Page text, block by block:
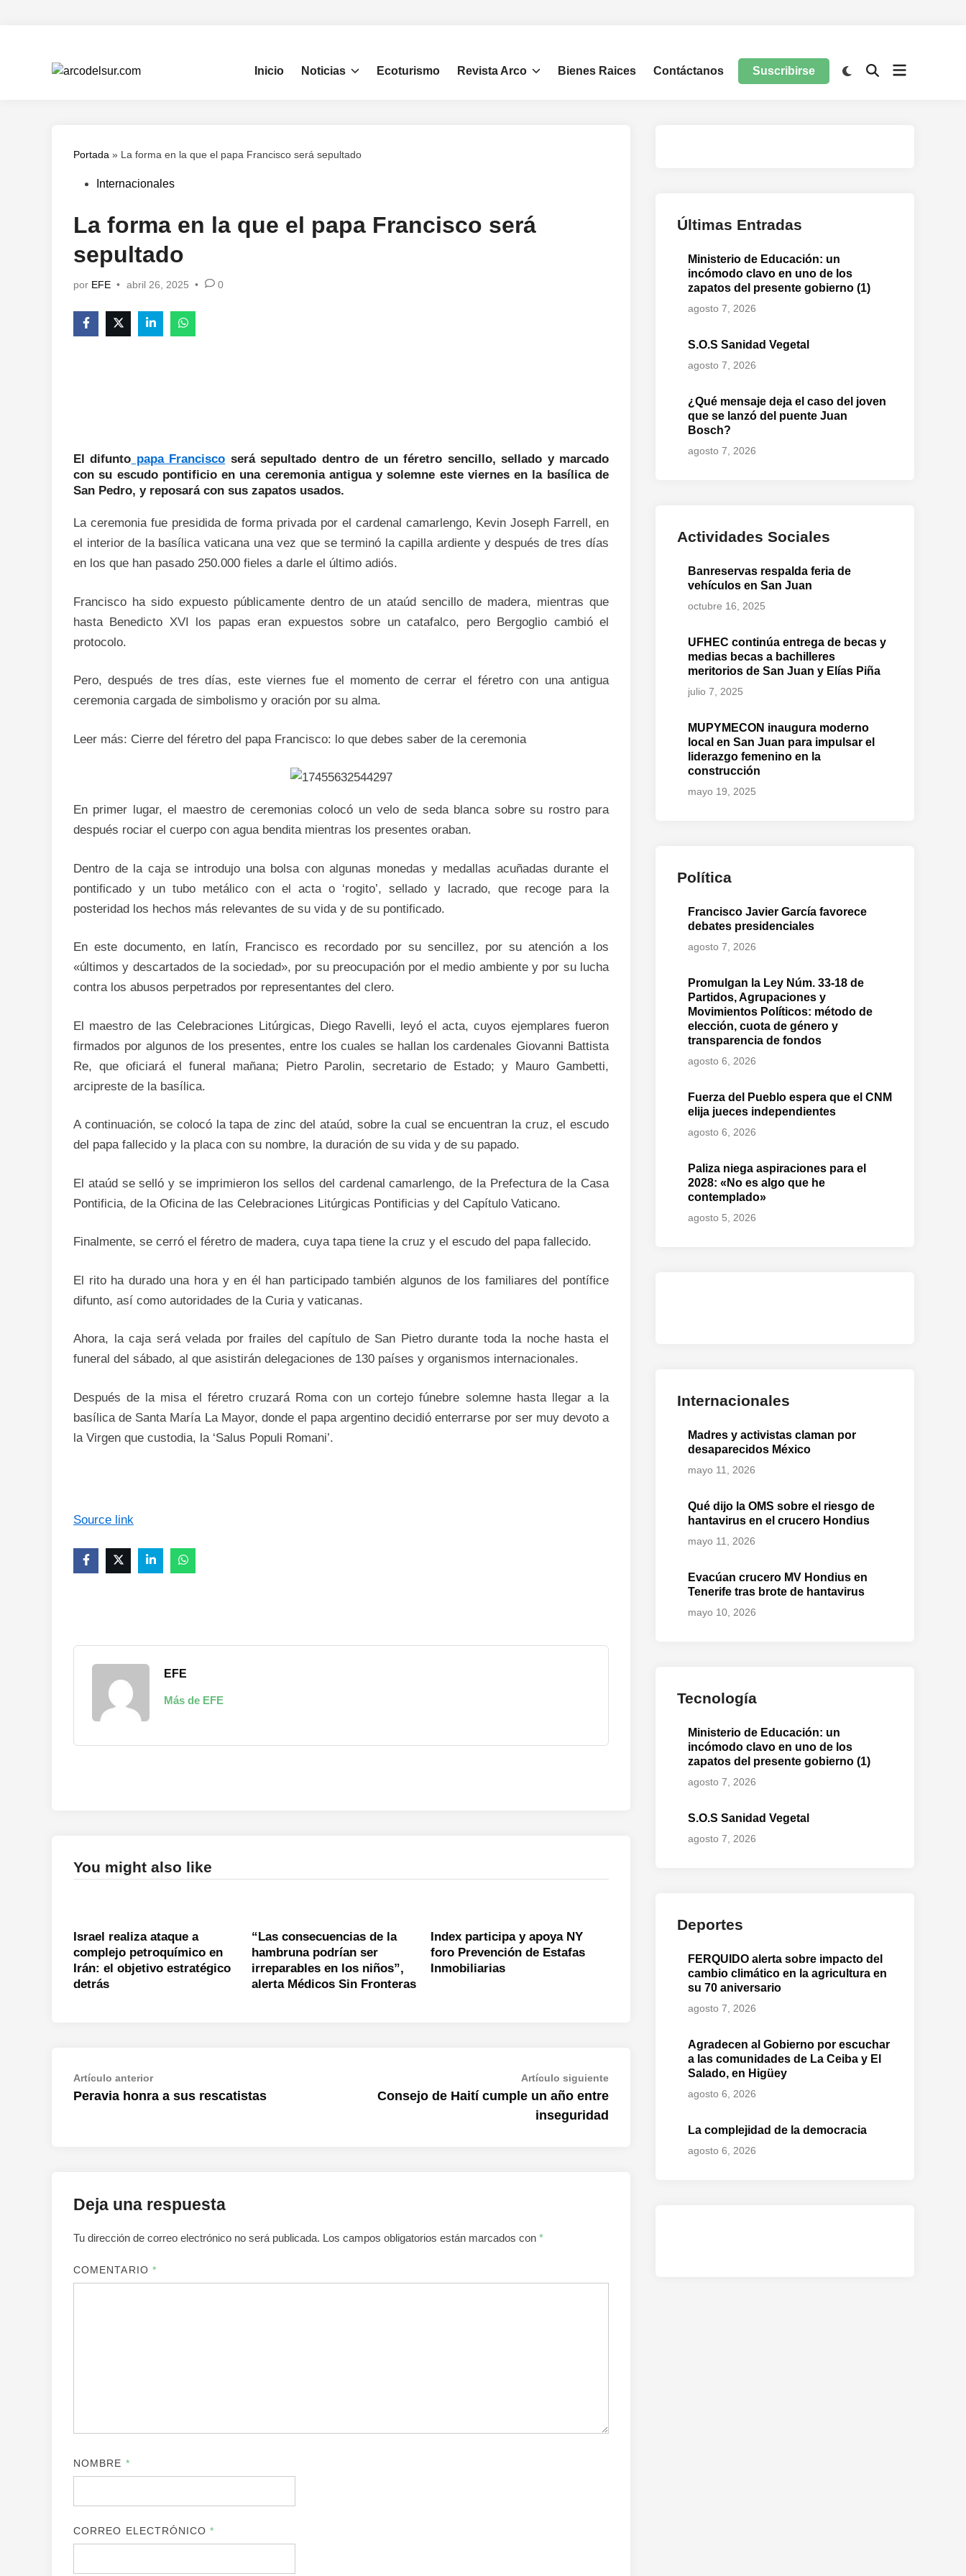
Inicio Noticias Ecoturismo Revista Arco Bienes Raices Contáctanos Suscribirse
Portada » La forma en la que el papa Francisco será sepultado
Publicado
Internacionales
La forma en la que el papa Francisco será
sepultado
por EFE • abril 26, 2025 • 0
El difunto papa Francisco será sepultado dentro de un féretro sencillo, sellado y marcado
con su escudo pontificio en una ceremonia antigua y solemne este viernes en la basílica de
San Pedro, y reposará con sus zapatos usados.
La ceremonia fue presidida de forma privada por el cardenal camarlengo, Kevin Joseph Farrell, en
el interior de la basílica vaticana una vez que se terminó la capilla ardiente y después de tres días
en los que han pasado 250.000 fieles a darle el último adiós.
Francisco ha sido expuesto públicamente dentro de un ataúd sencillo de madera, mientras que
hasta Benedicto XVI los papas eran expuestos sobre un catafalco, pero Bergoglio cambió el
protocolo.
Pero, después de tres días, este viernes fue el momento de cerrar el féretro con una antigua
ceremonia cargada de simbolismo y oración por su alma.
Leer más: Cierre del féretro del papa Francisco: lo que debes saber de la ceremonia
En primer lugar, el maestro de ceremonias colocó un velo de seda blanca sobre su rostro para
después rociar el cuerpo con agua bendita mientras los presentes oraban.
Dentro de la caja se introdujo una bolsa con algunas monedas y medallas acuñadas durante el
pontificado y un tubo metálico con el acta o ‘rogito’, sellado y lacrado, que recoge para la
posteridad los hechos más relevantes de su vida y de su pontificado.
En este documento, en latín, Francisco es recordado por su sencillez, por su atención a los
«últimos y descartados de la sociedad», por su preocupación por el medio ambiente y por su lucha
contra los abusos perpetrados por representantes del clero.
El maestro de las Celebraciones Litúrgicas, Diego Ravelli, leyó el acta, cuyos ejemplares fueron
firmados por algunos de los presentes, entre los cuales se hallan los cardenales Giovanni Battista
Re, que oficiará el funeral mañana; Pietro Parolin, secretario de Estado; y Mauro Gambetti,
arcipreste de la basílica.
A continuación, se colocó la tapa de zinc del ataúd, sobre la cual se encuentran la cruz, el escudo
del papa fallecido y la placa con su nombre, la duración de su vida y de su papado.
El ataúd se selló y se imprimieron los sellos del cardenal camarlengo, de la Prefectura de la Casa
Pontificia, de la Oficina de las Celebraciones Litúrgicas Pontificias y del Capítulo Vaticano.
Finalmente, se cerró el féretro de madera, cuya tapa tiene la cruz y el escudo del papa fallecido.
El rito ha durado una hora y en él han participado también algunos de los familiares del pontífice
difunto, así como autoridades de la Curia y vaticanas.
Ahora, la caja será velada por frailes del capítulo de San Pietro durante toda la noche hasta el
funeral del sábado, al que asistirán delegaciones de 130 países y organismos internacionales.
Después de la misa el féretro cruzará Roma con un cortejo fúnebre solemne hasta llegar a la
basílica de Santa María La Mayor, donde el papa argentino decidió enterrarse por ser muy devoto a
la Virgen que custodia, la ‘Salus Populi Romani’.
Source link
EFE
Más de EFE
You might also like
Israel realiza ataque a
complejo petroquímico en
Irán: el objetivo estratégico
detrás
“Las consecuencias de la
hambruna podrían ser
irreparables en los niños”,
alerta Médicos Sin Fronteras
Index participa y apoya NY
foro Prevención de Estafas
Inmobiliarias
Navegación
de
Artículo anteriorArtículo
anterior:
Peravia honra a sus rescatistas
Artículo siguienteArtículo
siguiente:
Consejo de Haití cumple un año entre
inseguridad
Deja una respuesta
Tu dirección de correo electrónico no será publicada. Los campos obligatorios están marcados con *
COMENTARIO *
NOMBRE *
CORREO ELECTRÓNICO*
Últimas Entradas
Ministerio de Educación: un
incómodo clavo en uno de los
zapatos del presente gobierno (1)
agosto 7, 2026
S.O.S Sanidad Vegetal
agosto 7, 2026
¿Qué mensaje deja el caso del joven
que se lanzó del puente Juan
Bosch?
agosto 7, 2026
Actividades Sociales
Banreservas respalda feria de
vehículos en San Juan
octubre 16, 2025
UFHEC continúa entrega de becas y
medias becas a bachilleres
meritorios de San Juan y Elías Piña
julio 7, 2025
MUPYMECON inaugura moderno
local en San Juan para impulsar el
liderazgo femenino en la
construcción
mayo 19, 2025
Política
Francisco Javier García favorece
debates presidenciales
agosto 7, 2026
Promulgan la Ley Núm. 33-18 de
Partidos, Agrupaciones y
Movimientos Políticos: método de
elección, cuota de género y
transparencia de fondos
agosto 6, 2026
Fuerza del Pueblo espera que el CNM
elija jueces independientes
agosto 6, 2026
Paliza niega aspiraciones para el
2028: «No es algo que he
contemplado»
agosto 5, 2026
Internacionales
Madres y activistas claman por
desaparecidos México
mayo 11, 2026
Qué dijo la OMS sobre el riesgo de
hantavirus en el crucero Hondius
mayo 11, 2026
Evacúan crucero MV Hondius en
Tenerife tras brote de hantavirus
mayo 10, 2026
Tecnología
Ministerio de Educación: un
incómodo clavo en uno de los
zapatos del presente gobierno (1)
agosto 7, 2026
S.O.S Sanidad Vegetal
agosto 7, 2026
Deportes
FERQUIDO alerta sobre impacto del
cambio climático en la agricultura en
su 70 aniversario
agosto 7, 2026
Agradecen al Gobierno por escuchar
a las comunidades de La Ceiba y El
Salado, en Higüey
agosto 6, 2026
La complejidad de la democracia
agosto 6, 2026